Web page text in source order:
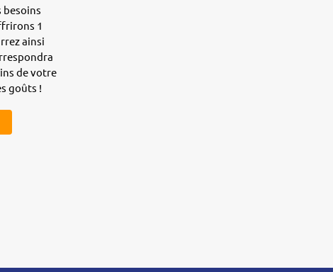
besoins
1
ainsi
de votre
goûts !